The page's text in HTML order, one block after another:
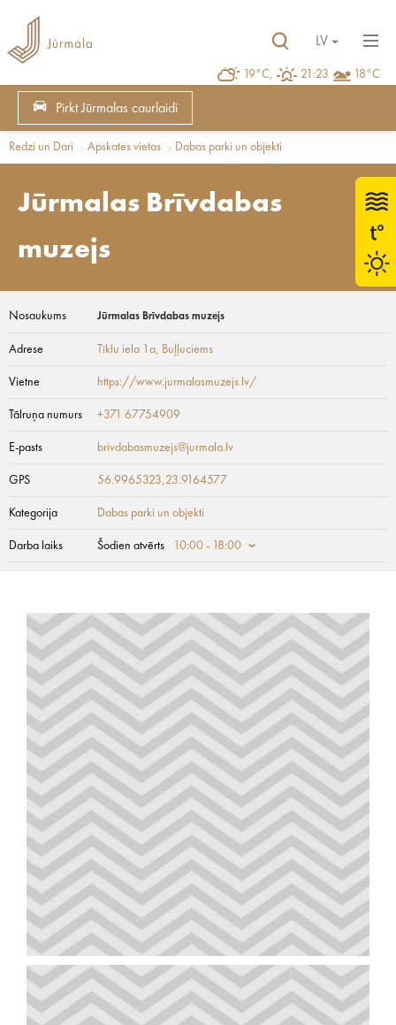
19°C, 21:23 18°C
LV
Pirkt Jūrmalas caurlaidi
Redzi un Dari Apskates vietas Dabas parki un objekti
Jūrmalas Brīvdabas
muzejs
Nosaukums Jūrmalas Brīvdabas muzejs
Adrese Tīklu iela 1a, Buļļuciems
Vietne https://www.jurmalasmuzejs.lv/
Tālruņa numurs +371 67754909
E-pasts brivdabasmuzejs@jurmala.lv
GPS 56.9965323,23.9164577
Kategorija Dabas parki un objekti
Darba laiks Šodien atvērts 10:00 - 18:00